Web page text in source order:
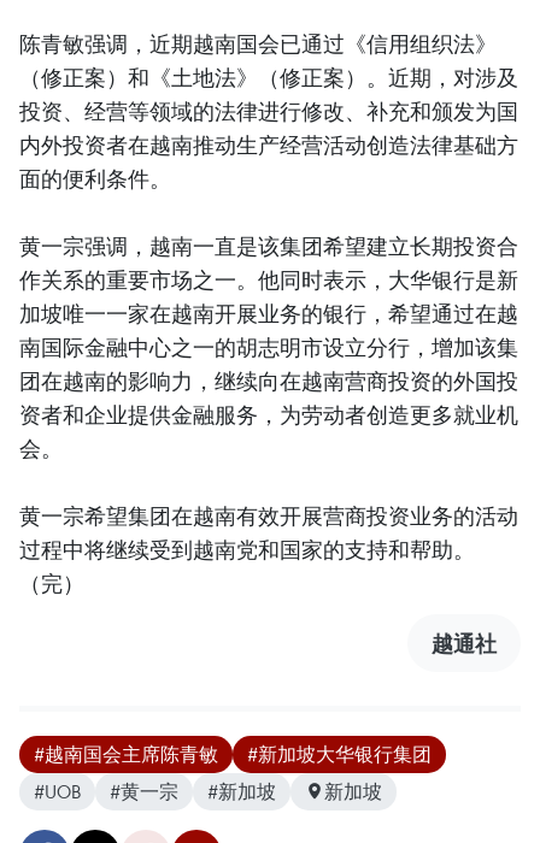
陈青敏强调，近期越南国会已通过《信用组织法》
（修正案）和《土地法》（修正案）。近期，对涉及
投资、经营等领域的法律进行修改、补充和颁发为国
内外投资者在越南推动生产经营活动创造法律基础方
面的便利条件。
黄一宗强调，越南一直是该集团希望建立长期投资合
作关系的重要市场之一。他同时表示，大华银行是新
加坡唯一一家在越南开展业务的银行，希望通过在越
南国际金融中心之一的胡志明市设立分行，增加该集
团在越南的影响力，继续向在越南营商投资的外国投
资者和企业提供金融服务，为劳动者创造更多就业机
会。
黄一宗希望集团在越南有效开展营商投资业务的活动
过程中将继续受到越南党和国家的支持和帮助。
（完）
越通社
#越南国会主席陈青敏
#新加坡大华银行集团
#UOB
#黄一宗 #新加坡 新加坡